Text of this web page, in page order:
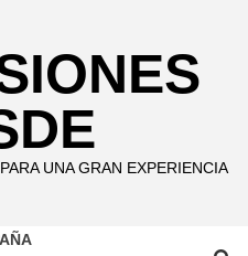
UNA GRAN EXPERIENCIA